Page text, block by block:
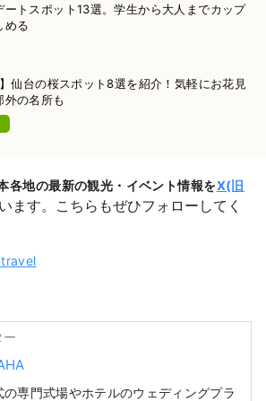
ートスポット13選。学生から大人までカップ
める
仙台の桜スポット8選を紹介！気軽にお花見
外の名所も
各地の最新の観光・イベント情報をX(旧
ます。こちらもぜひフォローしてく
ー
の専門式場やホテルのウェディングプラ